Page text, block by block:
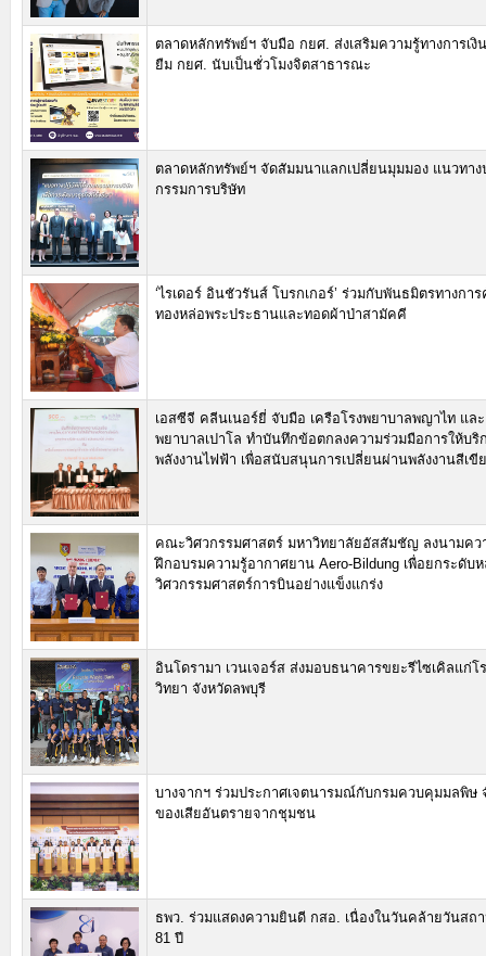
ตลาดหลักทรัพย์ฯ จับมือ กยศ. ส่งเสริมความรู้ทางการเงิ
ยืม กยศ. นับเป็นชั่วโมงจิตสาธารณะ
ตลาดหลักทรัพย์ฯ จัดสัมมนาแลกเปลี่ยนมุมมอง แนวทา
กรรมการบริษัท
‘ไรเดอร์ อินชัวรันส์ โบรกเกอร์’ ร่วมกับพันธมิตรทางกา
ทองหล่อพระประธานและทอดผ้าป่าสามัคคี
เอสซีจี คลีนเนอร์ยี่ จับมือ เครือโรงพยาบาลพญาไท และ
พยาบาลเปาโล ทำบันทึกข้อตกลงความร่วมมือการให้บริ
พลังงานไฟฟ้า เพื่อสนับสนุนการเปลี่ยนผ่านพลังงานสีเขี
คณะวิศวกรรมศาสตร์ มหาวิทยาลัยอัสสัมชัญ ลงนามคว
ฝึกอบรมความรู้อากาศยาน Aero-Bildung เพื่อยกระดับ
วิศวกรรมศาสตร์การบินอย่างแข็งแกร่ง
อินโดรามา เวนเจอร์ส ส่งมอบธนาคารขยะรีไซเคิลแก่โ
วิทยา จังหวัดลพบุรี
บางจากฯ ร่วมประกาศเจตนารมณ์กับกรมควบคุมมลพิษ
ของเสียอันตรายจากชุมชน
ธพว. ร่วมแสดงความยินดี กสอ. เนื่องในวันคล้ายวันสถ
81 ปี